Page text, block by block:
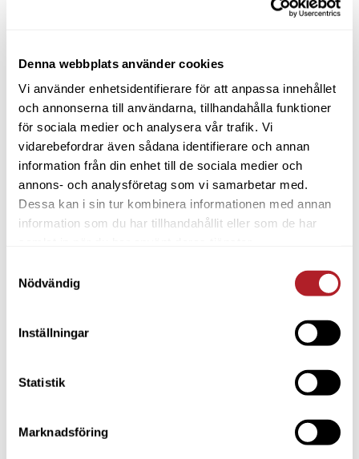
Denna webbplats använder cookies
Vi använder enhetsidentifierare för att anpassa innehållet
och annonserna till användarna, tillhandahålla funktioner
för sociala medier och analysera vår trafik. Vi
vidarebefordrar även sådana identifierare och annan
information från din enhet till de sociala medier och
annons- och analysföretag som vi samarbetar med.
Dessa kan i sin tur kombinera informationen med annan
information som du har tillhandahållit eller som de har
Nödvändig
Inställningar
Statistik
Marknadsföring